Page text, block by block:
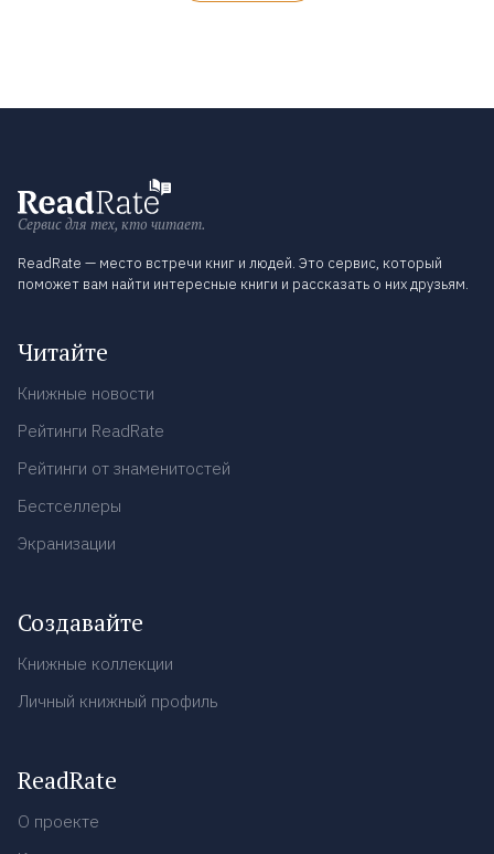
Сервис для тех, кто читает.
ReadRate — место встречи книг и людей. Это сервис, который
поможет вам найти интересные книги и рассказать о них друзьям.
Читайте
Книжные новости
Рейтинги ReadRate
Рейтинги от знаменитостей
Бестселлеры
Экранизации
Создавайте
Книжные коллекции
Личный книжный профиль
ReadRate
О проекте